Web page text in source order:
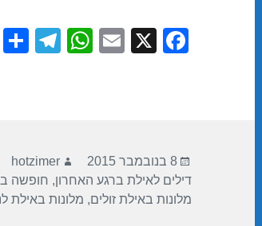
F
o
o
X
E
W
p
p
T
m
פורסם
בתאריך
8 בנובמבר 2015 מחבר
hotzimer
דילים לאילת ברגע האחרון, חופשה
מלונות באילת זולים, מלונות באילת